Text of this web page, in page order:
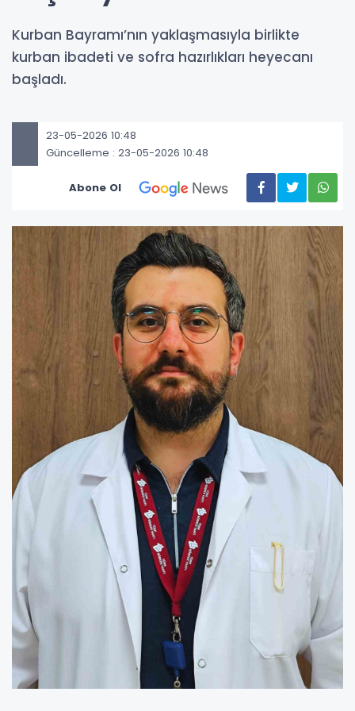
Kurban Bayramı’nın yaklaşmasıyla birlikte
kurban ibadeti ve sofra hazırlıkları heyecanı
başladı.
23-05-2026 10:48
Güncelleme : 23-05-2026 10:48
Abone Ol